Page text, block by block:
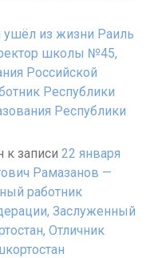
ушёл из жизни Раиль
школы №45,
Российской
Республики
Республики
к записи 22 января
Рамазанов —
работник
Заслуженный
Отличник